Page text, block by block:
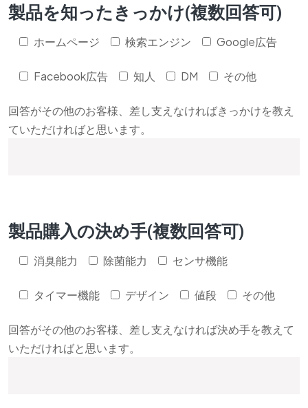
製品を知ったきっかけ(複数回答可)
ホームページ 検索エンジン Google広告
Facebook広告 知人 DM その他
回答がその他のお客様、差し支えなければきっかけを教え
ていただければと思います。
製品購入の決め手(複数回答可)
消臭能力 除菌能力 センサ機能
タイマー機能 デザイン 値段 その他
回答がその他のお客様、差し支えなければ決め手を教えて
いただければと思います。